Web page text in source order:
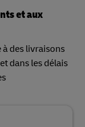
et aux
à des livraisons
dans les délais